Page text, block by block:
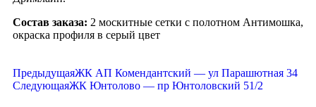
Состав заказа: 2 москитные сетки с полотном Антимошка,
окраска профиля в серый цвет
ПредыдущаяЖК АП Комендантский — ул Парашютная 34
СледующаяЖК Юнтолово — пр Юнтоловский 51/2